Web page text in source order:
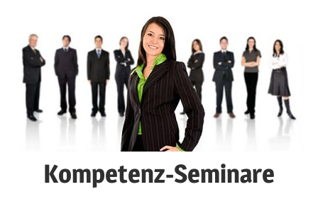
springen
Kompetenz-Seminare